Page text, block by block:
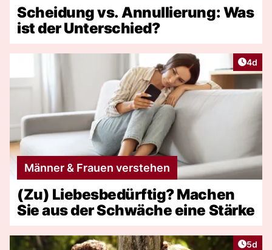
Scheidung vs. Annullierung: Was
ist der Unterschied?
4d
Männer & Frauen verstehen
(Zu) Liebesbedürftig? Machen
Sie aus der Schwäche eine Stärke
5d